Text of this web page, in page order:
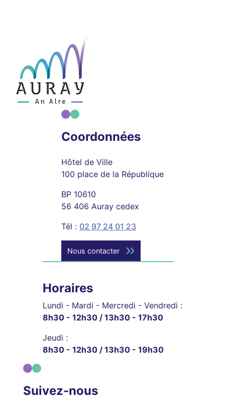
Coordonnées
Hôtel de Ville
100 place de la République
BP 10610
56 406 Auray cedex
Tél : 02 97 24 01 23
Nous contacter
Horaires
Lundi - Mardi - Mercredi - Vendredi :
8h30 - 12h30 / 13h30 - 17h30
Jeudi :
8h30 - 12h30 / 13h30 - 19h30
Suivez-nous